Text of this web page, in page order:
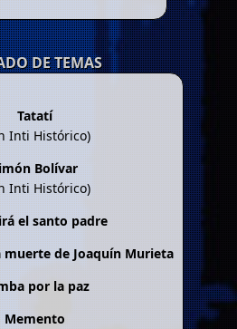
DE TEMAS
Tatatí
Inti Histórico)
Bolívar
Inti Histórico)
el santo padre
muerte de Joaquín Murieta
por la paz
Memento